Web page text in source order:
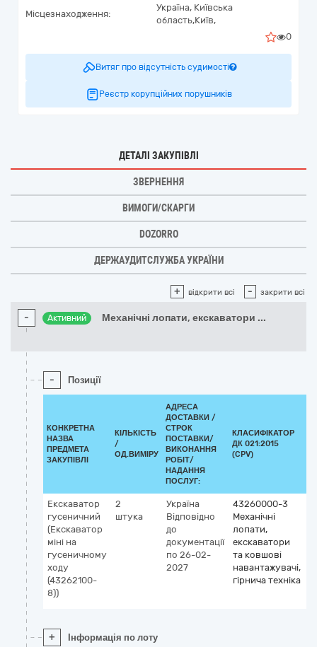
Місцезнаходження:
Україна, Київська
область,Київ,
0
Витяг про відсутність судимості
Реєстр корупційних порушників
ДЕТАЛІ ЗАКУПІВЛІ
ЗВЕРНЕННЯ
ВИМОГИ/СКАРГИ
DOZORRO
ДЕРЖАУДИТСЛУЖБА УКРАЇНИ
+ відкрити всі - закрити всі
- Активний Механічні лопати, екскаватори ...
- Позиції
КОНКРЕТНА
НАЗВА
ПРЕДМЕТА
ЗАКУПІВЛІ
КІЛЬКІСТЬ
/
ОД.ВИМІРУ
АДРЕСА
ДОСТАВКИ /
СТРОК
ПОСТАВКИ/
ВИКОНАННЯ
РОБІТ/
НАДАННЯ
ПОСЛУГ:
КЛАСИФІКАТОР
ДК 021:2015
(CPV)
Екскаватор
гусеничний
(Екскаватор
міні на
гусеничному
ходу
(43262100-
8))
2
штука
Україна
Відповідно
до
документації
по 26-02-
2027
43260000-3
Механічні
лопати,
екскаватори
та ковшові
навантажувачі,
гірнича техніка
+ Інформація по лоту